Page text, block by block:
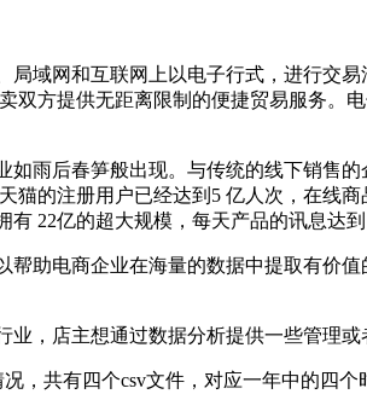
局域网和互联网上以电子行式，进行交
双方提供无距离限制的便捷贸易服务。
如雨后春笋般出现。与传统的线下销售
猫的注册用户已经达到 5 亿人次，在线商
有 22亿的超大规模，每天产品的讯息达到
帮助电商企业在海量的数据中提取有价
业 ，店主想通过数据分析提供一些管理或
况，共有四个csv文件， 对应一年中的四个